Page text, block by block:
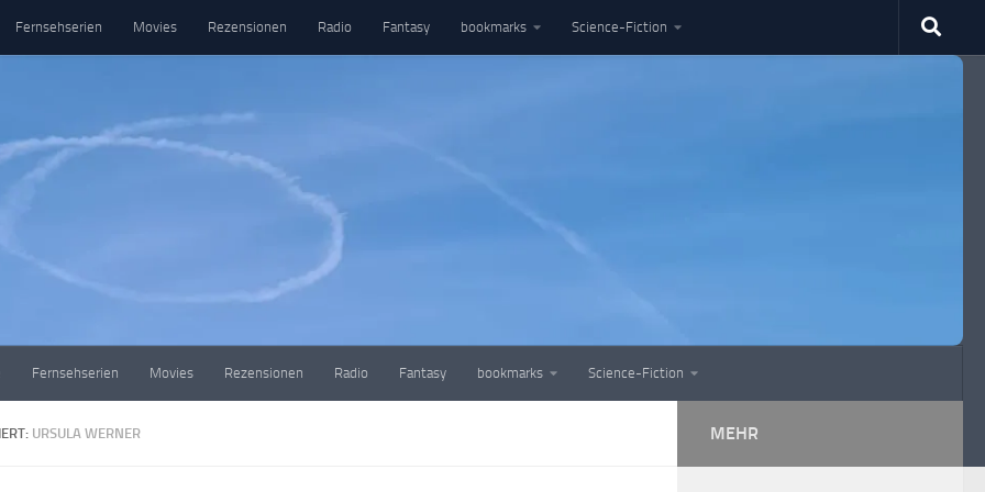
Fernsehserien Movies Rezensionen Radio Fantasy bookmarks Science-Fiction
Fernsehserien Movies Rezensionen Radio Fantasy bookmarks Science-Fiction
URSULA WERNER MEHR